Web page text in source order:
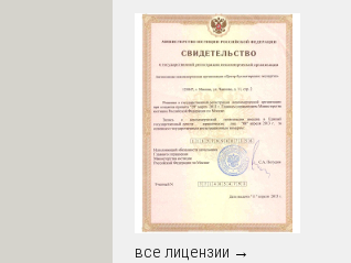
все лицензии →